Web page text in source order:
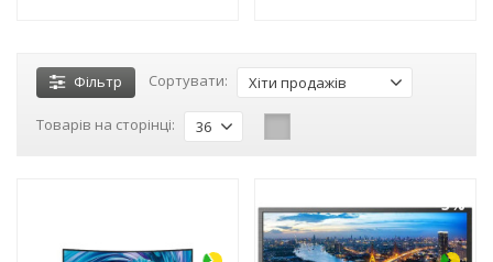
Фільтр Сортувати: Хіти продажів
Товарів на сторінці: 36
-3%